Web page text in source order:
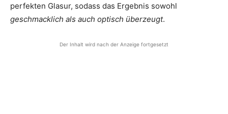
perfekten Glasur, sodass das Ergebnis sowohl
geschmacklich als auch optisch überzeugt.
Der Inhalt wird nach der Anzeige fortgesetzt